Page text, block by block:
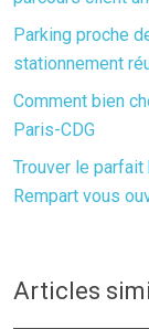
Parking proche
stationnement
Comment bien
Paris-CDG
Trouver le parfait
Rempart vous
Articles